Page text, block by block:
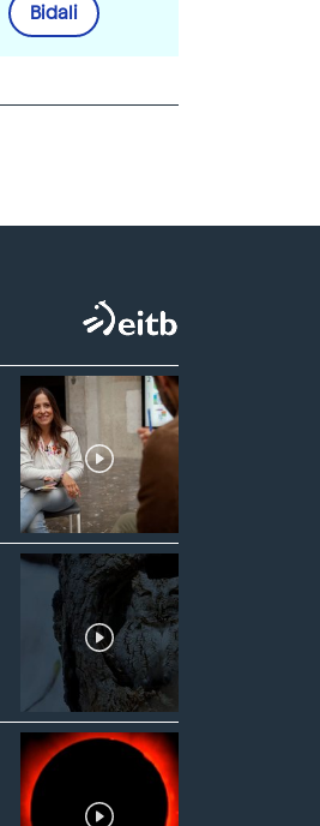
Bidali